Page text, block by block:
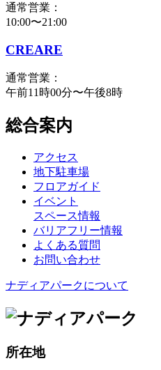
通常営業：
10:00〜21:00
CREARE
通常営業：
午前11時00分〜午後8時
総合案内
アクセス
地下駐車場
フロアガイド
イベント
スペース情報
バリアフリー情報
よくある質問
お問い合わせ
ナディアパークについて
所在地